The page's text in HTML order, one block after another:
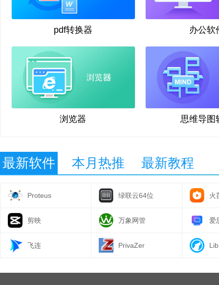
pdf转换器 办公软
浏览器 思维导图
最新软件 本月热推 最新教程
Proteus 绿联云64位 火
剪映 万象网管 爱
飞连 PrivaZer